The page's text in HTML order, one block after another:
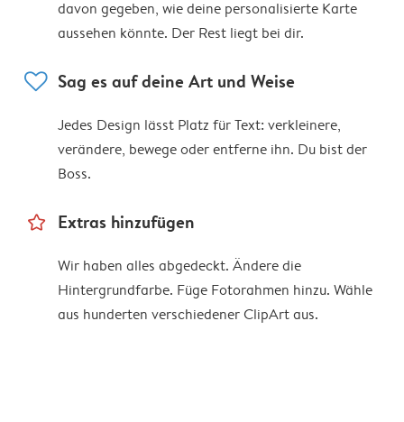
davon gegeben, wie deine personalisierte Karte
aussehen könnte. Der Rest liegt bei dir.
heart Sag es auf deine Art und Weise
Jedes Design lässt Platz für Text: verkleinere,
verändere, bewege oder entferne ihn. Du bist der
Boss.
star_outline Extras hinzufügen
Wir haben alles abgedeckt. Ändere die
Hintergrundfarbe. Füge Fotorahmen hinzu. Wähle
aus hunderten verschiedener ClipArt aus.